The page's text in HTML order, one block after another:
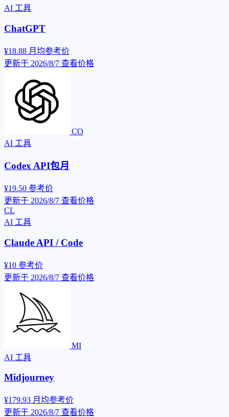
AI 工具
ChatGPT
¥18.88 月均参考价
更新于 2026/8/7 查看价格
CO
AI 工具
Codex API包月
¥19.50 参考价
更新于 2026/8/7 查看价格
CL
AI 工具
Claude API / Code
¥10 参考价
更新于 2026/8/7 查看价格
MI
AI 工具
Midjourney
¥179.93 月均参考价
更新于 2026/8/7 查看价格